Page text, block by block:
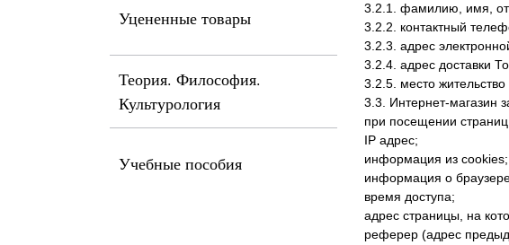
Уцененные товары
Теория. Философия.
Культурология
Учебные пособия
3.2.1. фамилию, имя,
3.2.2. контактный
3.2.3. адрес
3.2.4. адрес доставки
3.2.5. место жительство
3.3. Интернет-магазин
при посещении
IP адрес;
информация из cookies;
информация о
время доступа;
адрес страницы, на
реферер (адрес